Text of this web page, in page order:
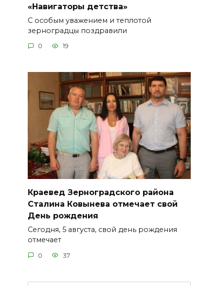
«Навигаторы детства»
С особым уважением и теплотой
зерноградцы поздравили
0 19
Краевед Зерноградского района
Сталина Ковынева отмечает свой
День рождения
Сегодня, 5 августа, свой день рождения
отмечает
0 37